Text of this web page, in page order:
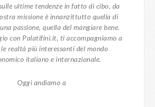
ultime tendenze in fatto di cibo, da
missione è innanzittutto quella di
passione, quella del mangiare bene.
con Palatifini.it, ti accompagniamo a
realtà più interessanti del mondo
italiano e internazionale.
Oggi andiamo a